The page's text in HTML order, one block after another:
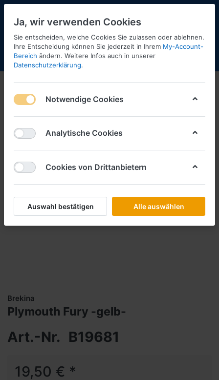
Menü Anmelden Shopaktualisierung
Brekina
Plymouth Fury -gelb-
Art.-Nr. B19681
19,50 € *
Ja, wir verwenden Cookies
Sie entscheiden, welche Cookies Sie zulassen oder ablehnen.
Ihre Entscheidung können Sie jederzeit in Ihrem My-Account-
Bereich ändern. Weitere Infos auch in unserer
Datenschutzerklärung.
Notwendige Cookies
Analytische Cookies
Cookies von Drittanbietern
Auswahl bestätigen Alle auswählen